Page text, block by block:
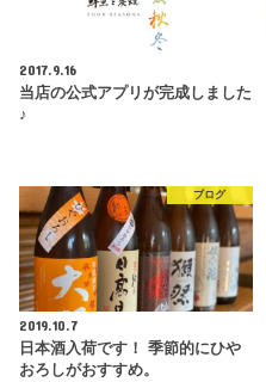
2017.9.16
当店の公式アプリが完成しました
♪
ブログ
2019.10.7
日本酒入荷です！ 季節的にひや
おろしがおすすめ。